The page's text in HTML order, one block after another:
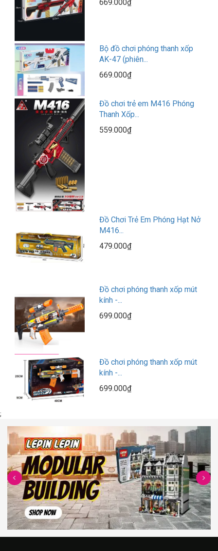
669.000₫
Bộ đồ chơi phóng thanh xốp
AK-47 (phiên...
669.000₫
Đồ chơi trẻ em M416 Phóng
Thanh Xốp...
559.000₫
Đồ Chơi Trẻ Em Phóng Hạt Nở
M416...
479.000₫
Đồ chơi phóng thanh xốp mút
kính -...
699.000₫
Đồ chơi phóng thanh xốp mút
kính -...
699.000₫
;